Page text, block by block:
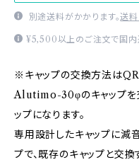
別途送料がかかります。送料
¥5,500以上のご注文で国内
※キャップの交換方法はQR
Alutimo-30φのキャップを
ップになります。
専用設計したキャップに減
プで、既存のキャップと交